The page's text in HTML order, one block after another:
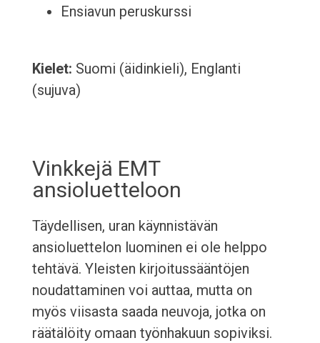
Ensiavun peruskurssi
Kielet: Suomi (äidinkieli), Englanti
(sujuva)
Vinkkejä EMT
ansioluetteloon
Täydellisen, uran käynnistävän
ansioluettelon luominen ei ole helppo
tehtävä. Yleisten kirjoitussääntöjen
noudattaminen voi auttaa, mutta on
myös viisasta saada neuvoja, jotka on
räätälöity omaan työnhakuun sopiviksi.